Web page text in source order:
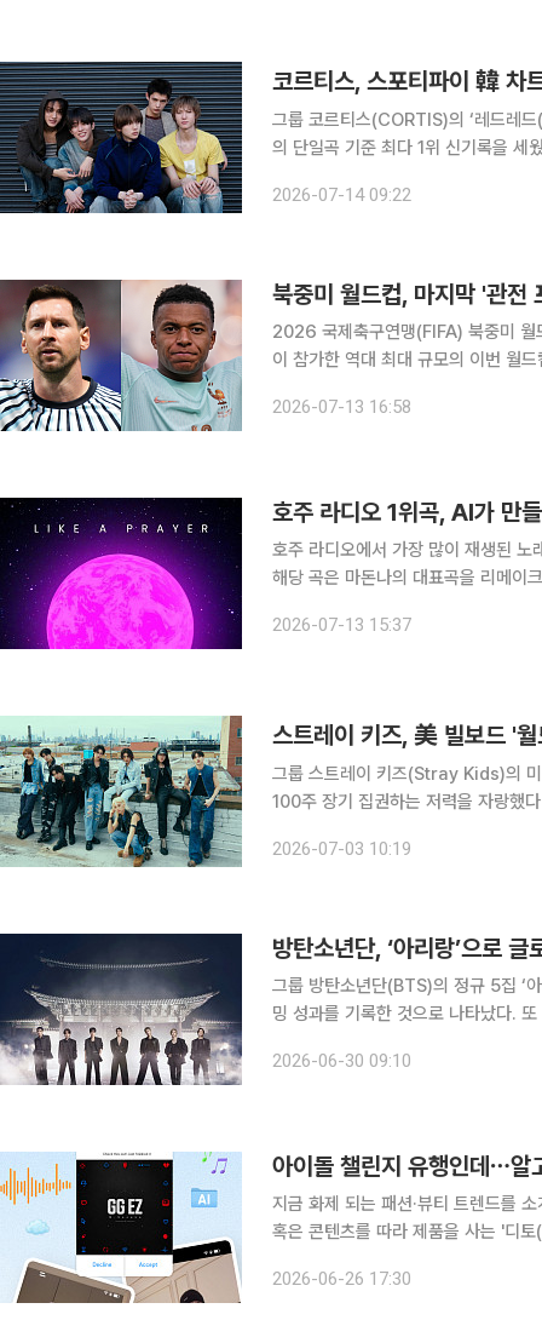
코르티스, 스포티파이 韓
그룹 코르티스(CORTIS)의 ‘레드레
의 단일곡 기준 최다 1위 신기록을 세웠다. 코르티스의 미니 2집 타이틀곡 ‘레드레드’는
4개월 만에 K팝 그룹 곡 최다 1위 횟수
2026-07-14 09:22
북중미 월드컵, 마지막 '관
2026 국제축구연맹(FIFA) 북중미 월드
이 참가한 역대 최대 규모의 이번 월
2026-07-13 16:58
호주 라디오 1위곡, AI가 만
호주 라디오에서 가장 많이 재생된
해당 곡은 마돈나의 대표곡을 리메
프레이어’는 최근 호주 전국 라디오
2026-07-13 15:37
스트레이 키즈, 美 빌보드 '
그룹 스트레이 키즈(Stray Kids)의
100주 장기 집권하는 저력을 자랑했다. 스트레이 키즈가 2024년 7월 19일 발매한 '에이트'는
써 스트레이 키즈는 '에이트'로
2026-07-03 10:19
방탄소년단, ‘아리랑’으로
그룹 방탄소년단(BTS)의 정규 5집 ‘
밍 성과를 기록한 것으로 나타났다.
2026-06-30 09:10
아이돌 챌린지 유행인데⋯
지금 화제 되는 패션·뷰티 트렌드를
혹은 콘텐츠를 따라 제품을 사는 '디
습니다. 중독적인 비트와 멜로디, 따
2026-06-26 17:30